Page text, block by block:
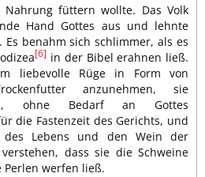
Nahrung füttern wollte. Das Volk
Hand Gottes aus und lehnte
benahm sich schlimmer, als es
[6] in der Bibel erahnen ließ.
liebevolle Rüge in Form von
anzunehmen, sie
ohne Bedarf an Gottes
die Fastenzeit des Gerichts, und
Lebens und den Wein der
dass sie die Schweine
Perlen werfen ließ.